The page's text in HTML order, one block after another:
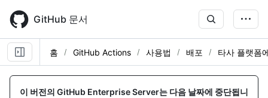
main
content
GitHub 문서
홈 GitHub Actions 사용법 배포 타사 플랫폼
이 버전의 GitHub Enterprise Server는 다음 날짜에 중단됩니